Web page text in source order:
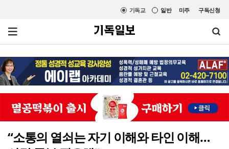
미주 구독신청
일반
기독교
“소통의 열쇠는 자기 이해와 타인 이해…